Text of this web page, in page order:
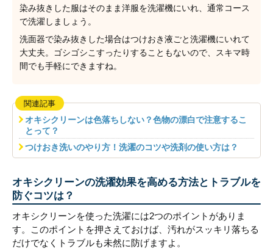
染み抜きした服はそのまま洋服を洗濯機にいれ、通常コース
で洗濯しましょう。
洗面器で染み抜きした場合はつけおき液ごと洗濯機にいれて
大丈夫。ゴシゴシこすったりすることもないので、スキマ時
間でも手軽にできますね。
関連記事
オキシクリーンは色落ちしない？色物の漂白で注意するこ
とって？
つけおき洗いのやり方！洗濯のコツや洗剤の使い方は？
オキシクリーンの洗濯効果を高める方法とトラブルを
防ぐコツは？
オキシクリーンを使った洗濯には2つのポイントがありま
す。このポイントを押さえておけば、汚れがスッキリ落ちる
だけでなくトラブルも未然に防げますよ。